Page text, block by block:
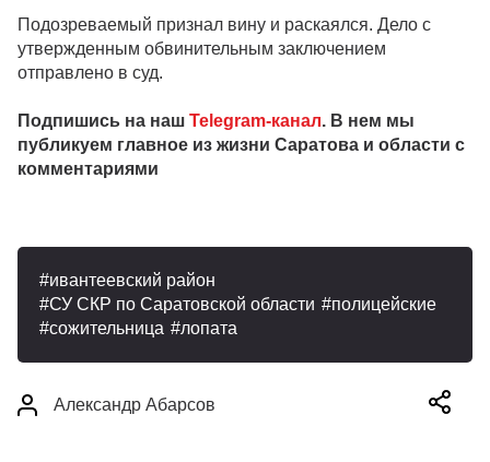
Подозреваемый признал вину и раскаялся. Дело с
утвержденным обвинительным заключением
отправлено в суд.
Подпишись на наш Telegram-канал. В нем мы
публикуем главное из жизни Саратова и области с
комментариями
ивантеевский район
СУ СКР по Саратовской области
полицейские
сожительница
лопата
Александр Абарсов